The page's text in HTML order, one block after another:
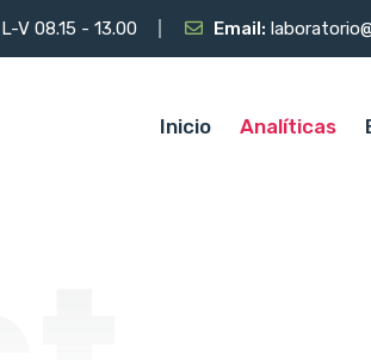
V 08.15 - 13.00 Email:
Inicio Analíticas